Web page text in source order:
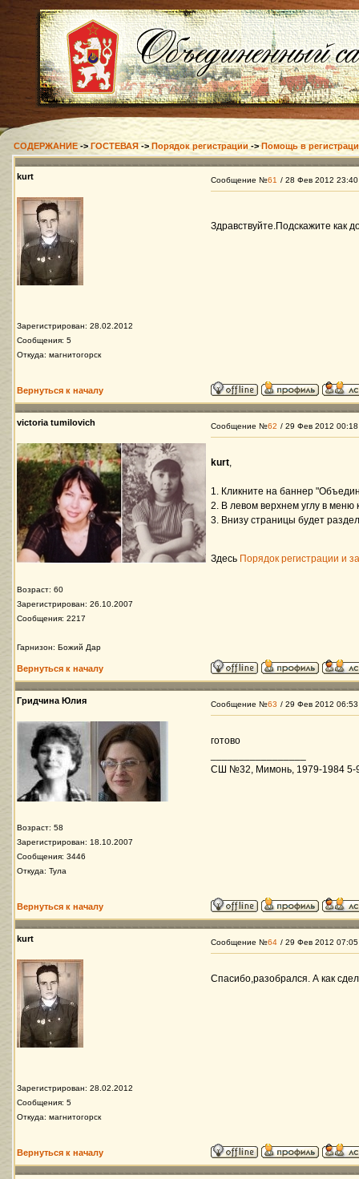
СОДЕРЖАНИЕ ->ГОСТЕВАЯ -> Порядок регистрации ->Помощь в
kurt
Зарегистрирован: 28.02.2012
Сообщения: 5
Откуда: магнитогорск
Сообщение №61 / 28 Фев 2012 23:40
Здравствуйте.Подскажите как
Вернуться к началу
victoria tumilovich
Возраст: 60
Зарегистрирован: 26.10.2007
Сообщения: 2217
Гарнизон: Божий Дар
Сообщение №62 / 29 Фев 2012 00:18
kurt,
1. Кликните на баннер
2. В левом верхнем углу в меню
3. Внизу страницы будет
Здесь Порядок регистрации и
Вернуться к началу
Гридчина Юлия
Возраст: 58
Зарегистрирован: 18.10.2007
Сообщения: 3446
Откуда: Тула
Сообщение №63 / 29 Фев 2012 06:53
готово
СШ №32, Мимонь, 1979-1984 5-9
Вернуться к началу
kurt
Зарегистрирован: 28.02.2012
Сообщения: 5
Откуда: магнитогорск
Сообщение №64 / 29 Фев 2012 07:05
Спасибо,разобрался. А как
Вернуться к началу